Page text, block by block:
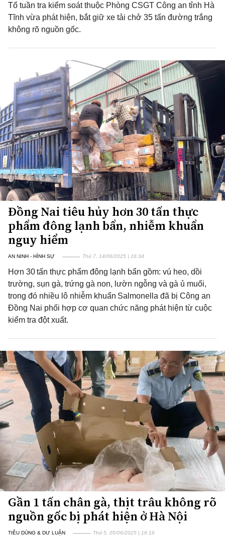
Tổ tuần tra kiểm soát thuộc Phòng CSGT Công an tỉnh Hà
Tĩnh vừa phát hiện, bắt giữ xe tải chở 35 tấn đường trắng
không rõ nguồn gốc.
Đồng Nai tiêu hủy hơn 30 tấn thực
phẩm đông lạnh bẩn, nhiễm khuẩn
nguy hiểm
AN NINH - HÌNH SỰ Thứ 7, 14/06/2025 | 16:34
Hơn 30 tấn thực phẩm đông lạnh bẩn gồm: vú heo, dồi
trường, sụn gà, trứng gà non, lườn ngỗng và gà ủ muối,
trong đó nhiều lô nhiễm khuẩn Salmonella đã bị Công an
Đồng Nai phối hợp cơ quan chức năng phát hiện từ cuộc
kiểm tra đột xuất.
Gần 1 tấn chân gà, thịt trâu không rõ
nguồn gốc bị phát hiện ở Hà Nội
TIÊU DÙNG & DƯ LUẬN Thứ 5, 05/06/2025 | 16:16